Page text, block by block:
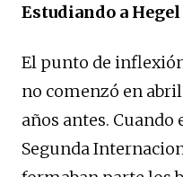
Estudiando a
El punto de
no comenzó en abril
años antes. Cuando
Segunda